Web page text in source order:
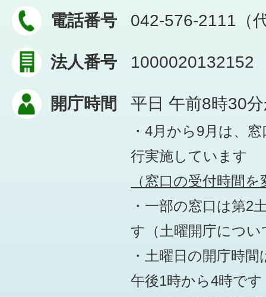
電話番号
042-576-2111（
法人番号 1000020132152
開庁時間 平日 午前8時30
・4月から9月は、
行実施しています
（窓口の受付時間
・一部の窓口は第2
す （土曜開庁につ
・土曜日の開庁時
午後1時から4時です